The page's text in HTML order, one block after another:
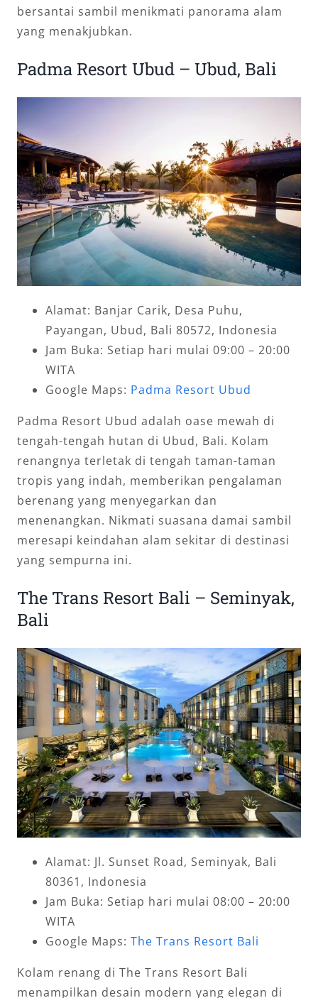
bersantai sambil menikmati panorama alam
yang menakjubkan.
Padma Resort Ubud – Ubud, Bali
Alamat: Banjar Carik, Desa Puhu,
Payangan, Ubud, Bali 80572, Indonesia
Jam Buka: Setiap hari mulai 09:00 – 20:00
WITA
Google Maps: Padma Resort Ubud
Padma Resort Ubud adalah oase mewah di
tengah-tengah hutan di Ubud, Bali. Kolam
renangnya terletak di tengah taman-taman
tropis yang indah, memberikan pengalaman
berenang yang menyegarkan dan
menenangkan. Nikmati suasana damai sambil
meresapi keindahan alam sekitar di destinasi
yang sempurna ini.
The Trans Resort Bali – Seminyak,
Bali
Alamat: Jl. Sunset Road, Seminyak, Bali
80361, Indonesia
Jam Buka: Setiap hari mulai 08:00 – 20:00
WITA
Google Maps: The Trans Resort Bali
Kolam renang di The Trans Resort Bali
menampilkan desain modern yang elegan di